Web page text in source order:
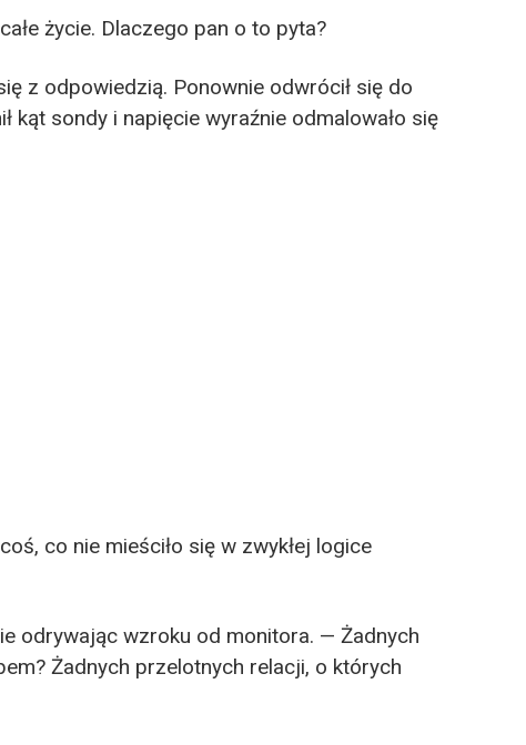
życie. Dlaczego pan o to pyta?
z odpowiedzią. Ponownie odwrócił się do
kąt sondy i napięcie wyraźnie odmalowało się
co nie mieściło się w zwykłej logice
odrywając wzroku od monitora. — Żadnych
Żadnych przelotnych relacji, o których